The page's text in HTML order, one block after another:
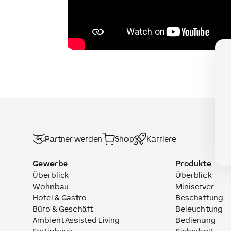
Partner werden Shop Karriere
Gewerbe
Überblick
Wohnbau
Hotel & Gastro
Büro & Geschäft
Ambient Assisted Living
Produkte
Überblick
Miniserver
Beschattung
Beleuchtung
Bedienung